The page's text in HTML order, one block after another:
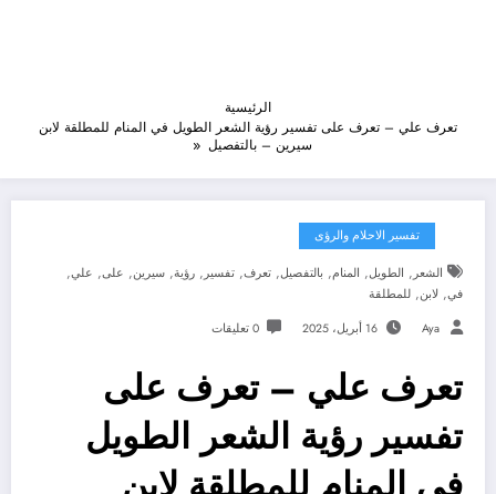
الرئيسية
تعرف علي – تعرف على تفسير رؤية الشعر الطويل في المنام للمطلقة لابن
سيرين – بالتفصيل
تفسير الاحلام والرؤى
الشعر , الطويل, المنام, بالتفصيل, تعرف, تفسير , رؤية, سيرين, على, علي,
في, لابن, للمطلقة
Aya 16 أبريل، 2025 0 تعليقات
تعرف علي – تعرف على
تفسير رؤية الشعر الطويل